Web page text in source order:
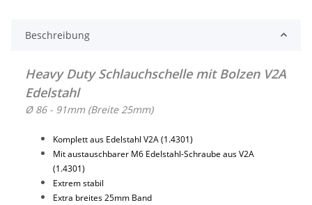
Beschreibung
Heavy Duty Schlauchschelle mit Bolzen V2A
Edelstahl
Ø 86 - 91mm (Breite 25mm)
Komplett aus Edelstahl V2A (1.4301)
Mit austauschbarer M6 Edelstahl-Schraube aus V2A
(1.4301)
Extrem stabil
Extra breites 25mm Band